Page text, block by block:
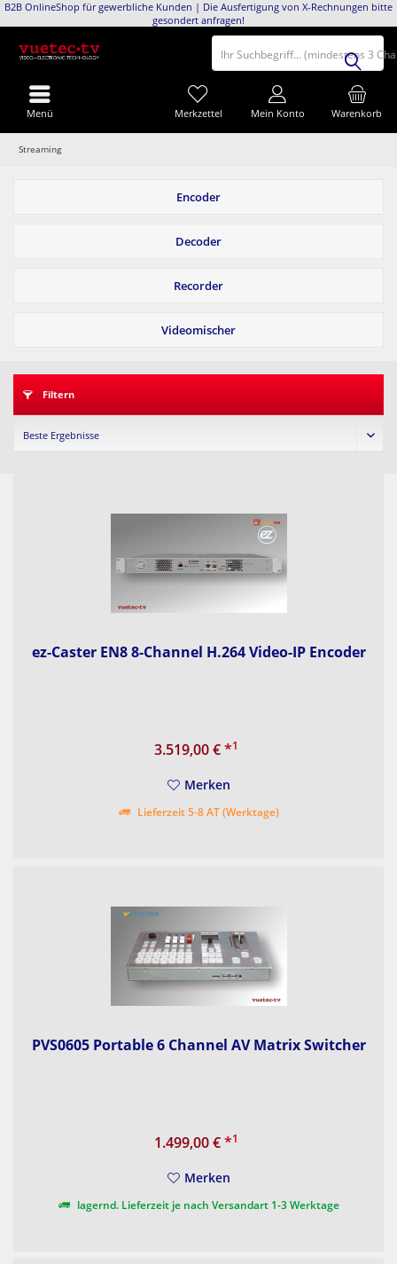
B2B OnlineShop für gewerbliche Kunden | Die Ausfertigung von X-Rechnungen bitte
gesondert anfragen!
Ihr Suchbegriff... (mindestens 3
Warenkorb
Merkzettel Mein Konto
Menü
Streaming
Encoder
Decoder
Recorder
Videomischer
Filtern
ez-Caster EN8 8-Channel H.264 Video-IP Encoder
3.519,00 €*1
Merken
Lieferzeit 5-8 AT (Werktage)
PVS0605 Portable 6 Channel AV Matrix Switcher
1.499,00 €*1
Merken
lagernd. Lieferzeit je nach Versandart 1-3 Werktage